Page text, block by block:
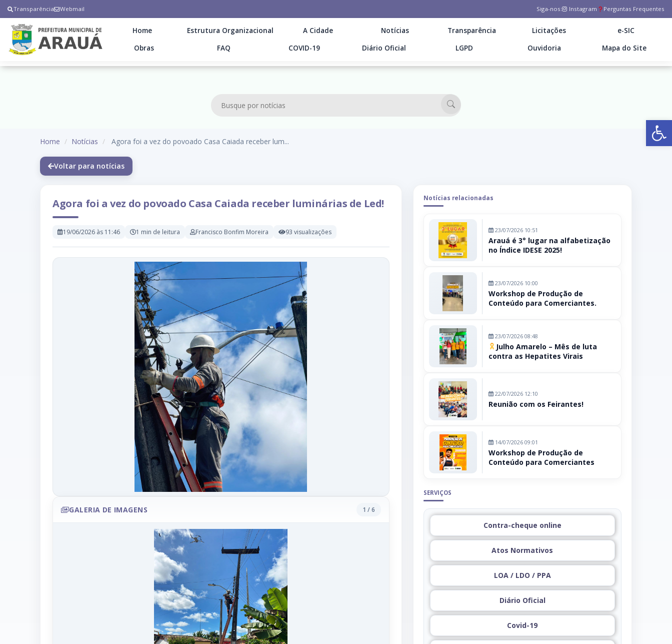
Transparência Webmail Siga-nos: Instagram Perguntas Frequentes
Home Estrutura Organizacional A Cidade Notícias Transparência Licitações
e-SIC
Obras
FAQ COVID-19 Diário Oficial LGPD Ouvidoria Mapa do Site
Home Notícias Agora foi a vez do povoado Casa Caiada receber lum...
Voltar para notícias
Agora foi a vez do povoado Casa Caiada receber luminárias de Led!
19/06/2026 às 11:46 1 min de leitura Francisco Bonfim Moreira 93 visualizações
GALERIA DE IMAGENS 1 / 6
Notícias relacionadas
23/07/2026 10:51
Arauá é 3° lugar na alfabetização
no Índice IDESE 2025!
23/07/2026 10:00
Workshop de Produção de
Conteúdo para Comerciantes.
23/07/2026 08:48
Julho Amarelo – Mês de luta
contra as Hepatites Virais
22/07/2026 12:10
Reunião com os Feirantes!
14/07/2026 09:01
Workshop de Produção de
Conteúdo para Comerciantes
SERVIÇOS
Contra-cheque online
Atos Normativos
LOA / LDO / PPA
Diário Oficial
Covid-19